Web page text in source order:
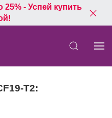
25% - Успей купить
T2: